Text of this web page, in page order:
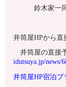
鈴木家一
井筒屋HPから直
井筒屋の直接
idutsuya.jp/news/
井筒屋HP宿泊プ